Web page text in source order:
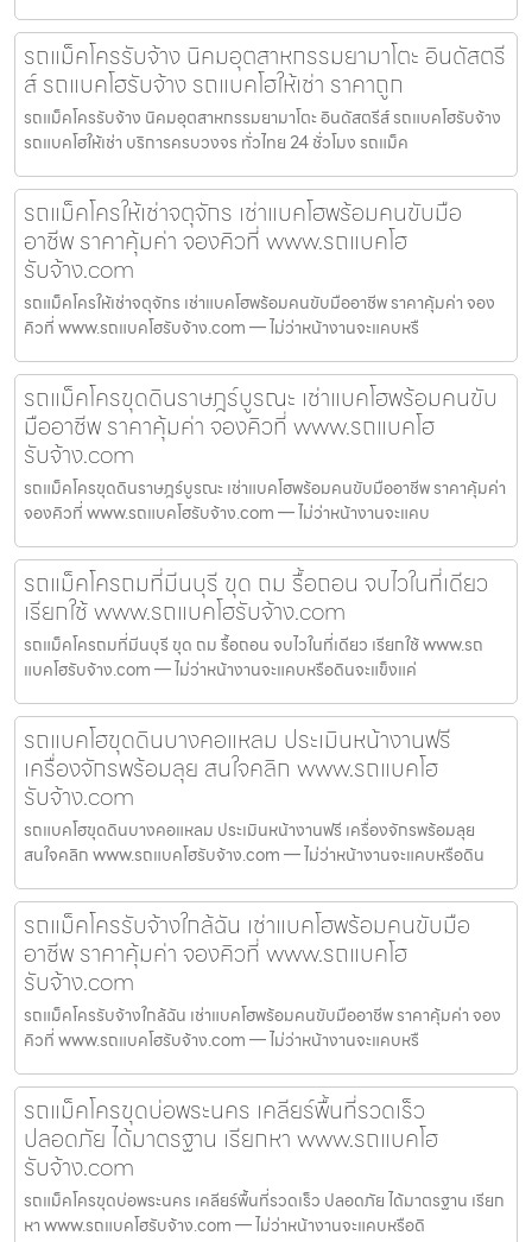
รถแม็คโครรับจ้าง นิคมอุตสาหกรรมยามาโตะ อินดัสตรี
ส์ รถแบคโฮรับจ้าง รถแบคโฮให้เช่า ราคาถูก
รถแม็คโครรับจ้าง นิคมอุตสาหกรรมยามาโตะ อินดัสตรีส์ รถแบคโฮรับจ้าง
รถแบคโฮให้เช่า บริการครบวงจร ทั่วไทย 24 ชั่วโมง รถแม็ค
รถแม็คโครให้เช่าจตุจักร เช่าแบคโฮพร้อมคนขับมือ
อาชีพ ราคาคุ้มค่า จองคิวที่ www.รถแบคโฮ
รับจ้าง.com
รถแม็คโครให้เช่าจตุจักร เช่าแบคโฮพร้อมคนขับมืออาชีพ ราคาคุ้มค่า จอง
คิวที่ www.รถแบคโฮรับจ้าง.com — ไม่ว่าหน้างานจะแคบหรื
รถแม็คโครขุดดินราษฎร์บูรณะ เช่าแบคโฮพร้อมคนขับ
มืออาชีพ ราคาคุ้มค่า จองคิวที่ www.รถแบคโฮ
รับจ้าง.com
รถแม็คโครขุดดินราษฎร์บูรณะ เช่าแบคโฮพร้อมคนขับมืออาชีพ ราคาคุ้มค่า
จองคิวที่ www.รถแบคโฮรับจ้าง.com — ไม่ว่าหน้างานจะแคบ
รถแม็คโครถมที่มีนบุรี ขุด ถม รื้อถอน จบไวในที่เดียว
เรียกใช้ www.รถแบคโฮรับจ้าง.com
รถแม็คโครถมที่มีนบุรี ขุด ถม รื้อถอน จบไวในที่เดียว เรียกใช้ www.รถ
แบคโฮรับจ้าง.com — ไม่ว่าหน้างานจะแคบหรือดินจะแข็งแค่
รถแบคโฮขุดดินบางคอแหลม ประเมินหน้างานฟรี
เครื่องจักรพร้อมลุย สนใจคลิก www.รถแบคโฮ
รับจ้าง.com
รถแบคโฮขุดดินบางคอแหลม ประเมินหน้างานฟรี เครื่องจักรพร้อมลุย
สนใจคลิก www.รถแบคโฮรับจ้าง.com — ไม่ว่าหน้างานจะแคบหรือดิน
รถแม็คโครรับจ้างใกล้ฉัน เช่าแบคโฮพร้อมคนขับมือ
อาชีพ ราคาคุ้มค่า จองคิวที่ www.รถแบคโฮ
รับจ้าง.com
รถแม็คโครรับจ้างใกล้ฉัน เช่าแบคโฮพร้อมคนขับมืออาชีพ ราคาคุ้มค่า จอง
คิวที่ www.รถแบคโฮรับจ้าง.com — ไม่ว่าหน้างานจะแคบหรื
รถแม็คโครขุดบ่อพระนคร เคลียร์พื้นที่รวดเร็ว
ปลอดภัย ได้มาตรฐาน เรียกหา www.รถแบคโฮ
รับจ้าง.com
รถแม็คโครขุดบ่อพระนคร เคลียร์พื้นที่รวดเร็ว ปลอดภัย ได้มาตรฐาน เรียก
หา www.รถแบคโฮรับจ้าง.com — ไม่ว่าหน้างานจะแคบหรือดิ